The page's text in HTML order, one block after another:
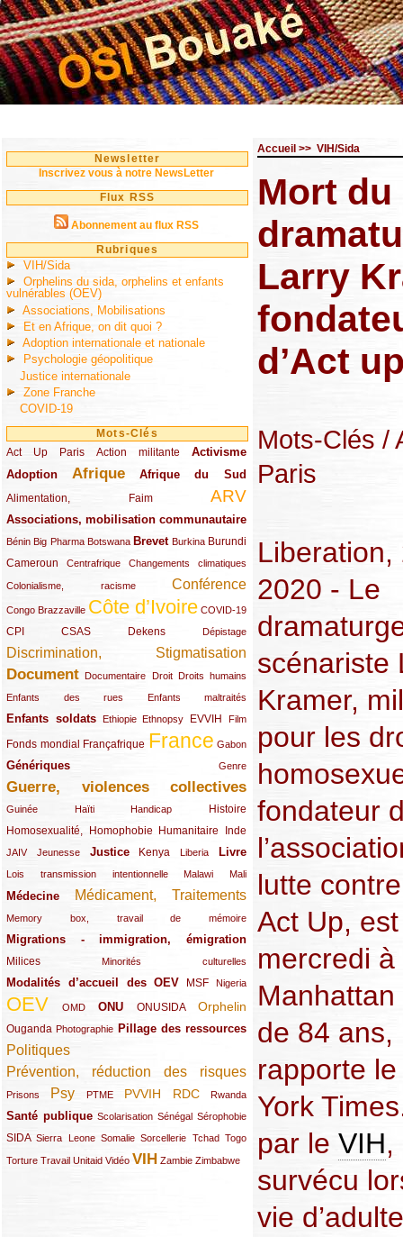
Newsletter
Inscrivez vous à notre NewsLetter
Flux RSS
Abonnement au flux RSS
Rubriques
VIH/Sida
Orphelins du sida, orphelins et enfants
vulnérables (OEV)
Associations, Mobilisations
Et en Afrique, on dit quoi ?
Adoption internationale et nationale
Psychologie géopolitique
Justice internationale
Zone Franche
COVID-19
Mots-Clés
Act Up Paris
(49/289) Action militante
(32/289) Activisme
(73/289)
Adoption
(82/289) Afrique
(161/289) Afrique du Sud
(73/289)
Alimentation, Faim
(48/289) ARV
(203/289)
Associations, mobilisation communautaire
(65/289)
Bénin
(13/289)Big Pharma
(16/289) Botswana
(9/289) Brevet
(83/289) Burkina
(18/289) Burundi
(30/289)
Cameroun
(47/289) Centrafrique
(23/289) Changements climatiques
(10/289)
Colonialisme, racisme
(19/289) Conférence
(118/289)
Congo Brazzaville
(24/289) Côte d’Ivoire
(263/289) COVID-19
(13/289)
CPI
(48/289) CSAS
(32/289) Dekens
(29/289) Dépistage
(19/289)
Discrimination, Stigmatisation
(131/289)
Document
(145/289) Documentaire
(9/289) Droit
(20/289) Droits humains
(22/289)
Enfants des rues
(21/289) Enfants maltraités
(10/289)
Enfants soldats
(68/289) Ethiopie
(12/289) Ethnopsy
(15/289) EVVIH
(55/289) Film
(22/289)
Fonds mondial
(48/289) Françafrique
(39/289) France
(289/289) Gabon
(12/289)
Génériques
(59/289) Genre
(22/289)
Guerre, violences collectives
(149/289)
Guinée
(12/289) Haïti
(15/289) Handicap
(10/289) Histoire
(49/289)
Homosexualité, Homophobie
(44/289) Humanitaire
(47/289) Inde
(34/289)
JAIV
(10/289)Jeunesse
(21/289) Justice
(65/289) Kenya
(35/289) Liberia
(25/289) Livre
(62/289)
Lois transmission intentionnelle
(24/289) Malawi
(11/289) Mali
(21/289)
Médecine
(62/289) Médicament, Traitements
(142/289)
Memory box, travail de mémoire
(11/289)
Migrations - immigration, émigration
(67/289)
Milices
(34/289) Minorités culturelles
(15/289)
Modalités d’accueil des OEV
(58/289) MSF
(54/289) Nigeria
(27/289)
OEV
(269/289) OMD
(26/289) ONU
(58/289) ONUSIDA
(44/289) Orphelin
(112/289)
Ouganda
(29/289) Photographie
(27/289) Pillage des ressources
(77/289)
Politiques
(120/289)
Prévention, réduction des risques
(131/289)
Prisons
(22/289) Psy
(119/289) PTME
(12/289) PVVIH
(111/289) RDC
(104/289) Rwanda
(23/289)
Santé publique
(59/289) Scolarisation
(9/289) Sénégal
(13/289) Sérophobie
(19/289)
SIDA
(29/289)Sierra Leone
(13/289) Somalie
(12/289) Sorcellerie
(19/289) Tchad
(10/289) Togo
(15/289)
Torture
(17/289)Travail
(21/289) Unitaid
(26/289) Vidéo
(23/289) VIH
(154/289) Zambie
(12/289) Zimbabwe
(21/289)
Accueil >> VIH/Sida
Mort du
Larry
d’Act
Mots-Clés /
Paris
Liberation,
2020 - Le
scénariste
Kramer,
pour les
fondateur
lutte
Act Up,
mercredi à
Manhattan
de 84 ans,
rapporte
York
par le VIH,
survécu
vie